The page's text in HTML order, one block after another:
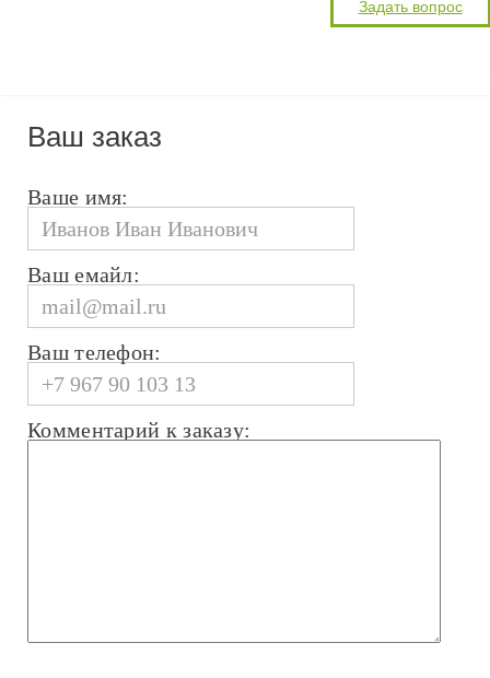
Ваш заказ
Ваше имя:
Ваш емайл:
Ваш телефон:
Комментарий к заказу: